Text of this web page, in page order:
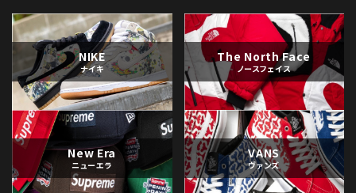
NIKE
ナイキ
The North Face
ノースフェイス
New Era
ニューエラ
VANS
ヴァンズ